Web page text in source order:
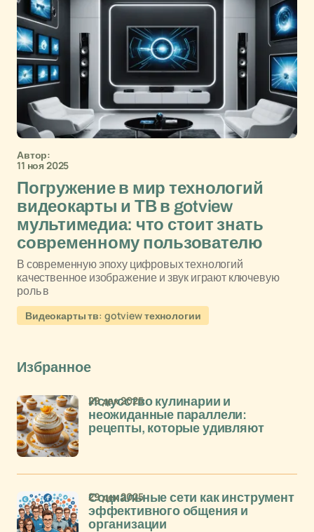
Автор:
11 ноя 2025
Погружение в мир технологий
видеокарты и ТВ в gotview
мультимедиа: что стоит знать
современному пользователю
В современную эпоху цифровых технологий
качественное изображение и звук играют ключевую
роль в
Видеокарты тв: gotview технологии
Избранное
Искусство кулинарии и
неожиданные параллели:
рецепты, которые удивляют
29 дек 2025
Социальные сети как инструмент
эффективного общения и
организации
29 дек 2025